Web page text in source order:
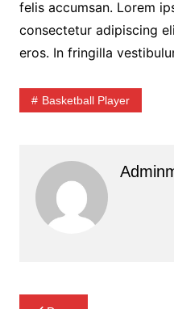
felis accumsan. Lorem
consectetur adipiscing
eros. In fringilla
Basketball Player